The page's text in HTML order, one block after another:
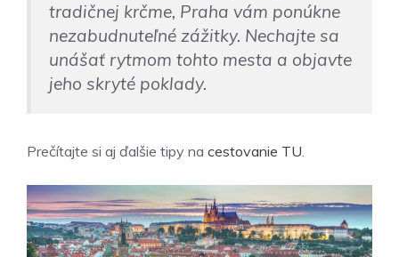
tradičnej krčme, Praha vám ponúkne
nezabudnuteľné zážitky. Nechajte sa
unášať rytmom tohto mesta a objavte
jeho skryté poklady.
Prečítajte si aj ďalšie tipy na cestovanie TU